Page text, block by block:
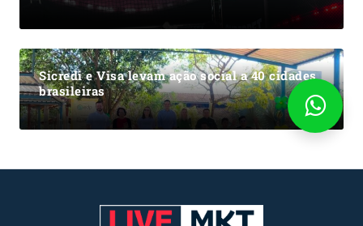
Sicredi e Visa levam ação social a 40 cidades
brasileiras